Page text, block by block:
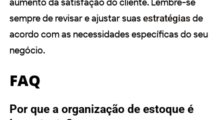
sempre de revisar e ajustar suasestratégias de
acordo com as necessidades específicas do seu
negócio.
FAQ
Por que a organização de estoque é